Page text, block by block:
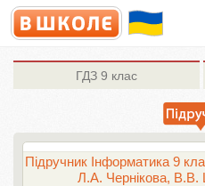
ГДЗ 9 клас
Підручник Інформатика 9
Л.А. Чернікова, В.В.